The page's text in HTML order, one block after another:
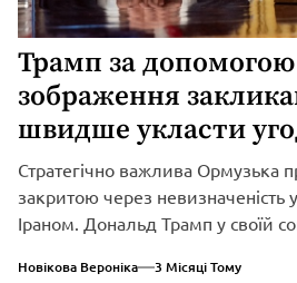
Трамп за
зображення
швидше укласти
Стратегічно важлива Ормузька
закритою через невизначеність
Іраном. Дональд Трамп у своїй
Новікова Вероніка 3 Місяці Тому